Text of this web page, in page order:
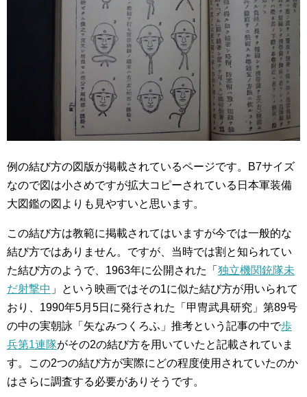
例の結び方の図版が掲載されているページです。B7サイズ
なので図は小さめですが拡大コピーされている日本軍装備
大図鑑の図よりも見やすいと思います。
この結び方は教範に掲載されてはいますが今では一般的な
結び方ではありません。ですが、当時では割と知られてい
た結び方のようで、1963年に公開された「 独立機関銃隊未
だ射撃中 」という映画ではその1に似た結び方が用いられて
おり、1990年5月5日に発行された「甲冑武具研究」第89号
の中の実朝詠「矢なみつくろふ」推考という記事の中で歩
兵第1連隊がその2の結び方を用いていたと記載されていま
す。この2つの結び方が実際にどの程度使用されていたのか
はさらに調査する必要がありそうです。